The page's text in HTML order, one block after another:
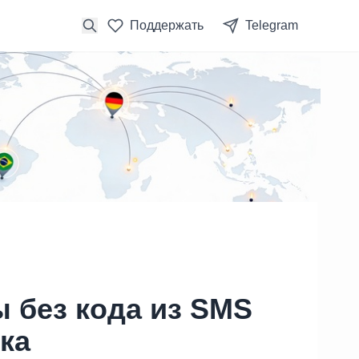
Поддержать Telegram
кода из SMS